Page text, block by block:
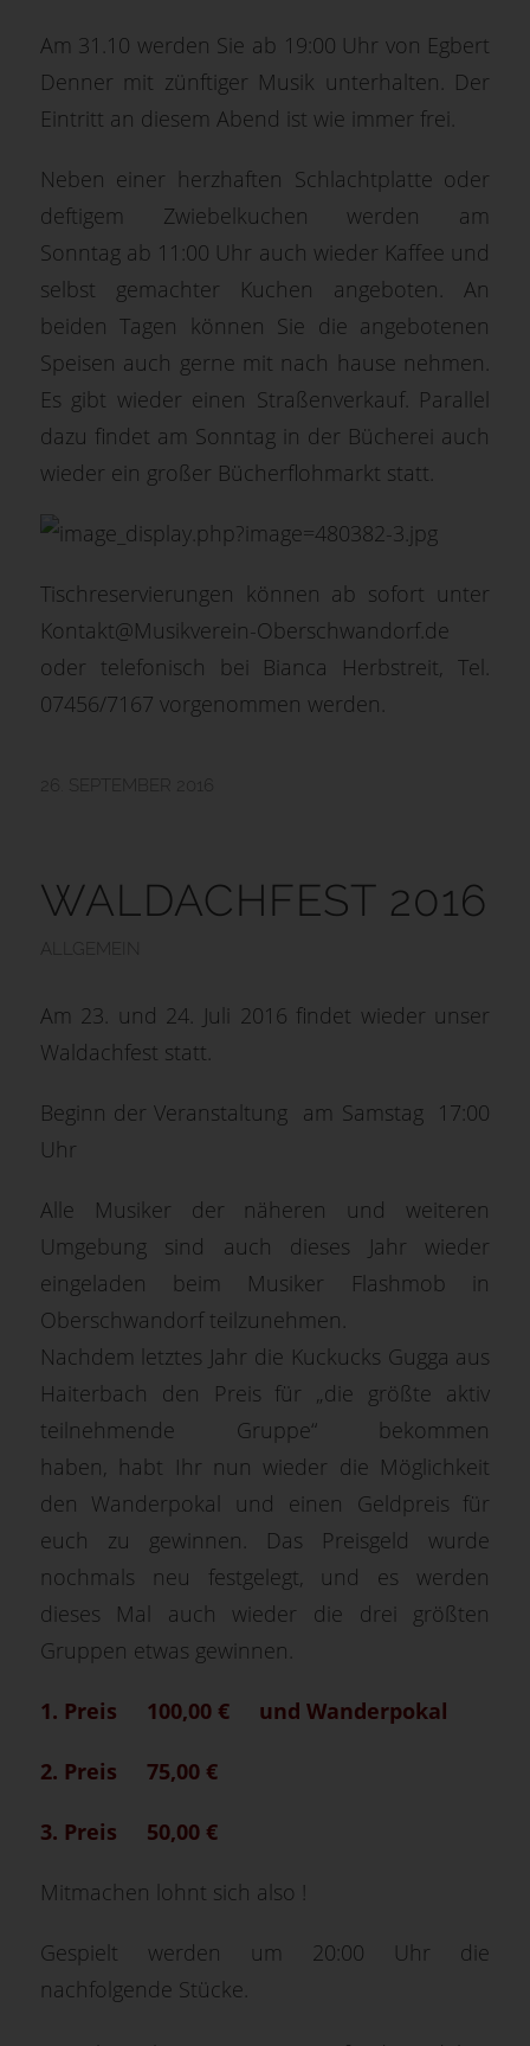
Am 31.10 werden Sie ab 19:00 Uhr von Egbert
Denner mit zünftiger Musik unterhalten. Der
Eintritt an diesem Abend ist wie immer frei.
Neben einer herzhaften Schlachtplatte oder
deftigem Zwiebelkuchen werden am
Sonntag ab 11:00 Uhr auch wieder Kaffee und
selbst gemachter Kuchen angeboten. An
beiden Tagen können Sie die angebotenen
Speisen auch gerne mit nach hause nehmen.
Es gibt wieder einen Straßenverkauf. Parallel
dazu findet am Sonntag in der Bücherei auch
wieder ein großer Bücherflohmarkt statt.
Tischreservierungen können ab sofort unter
Kontakt@Musikverein-Oberschwandorf.de
oder telefonisch bei Bianca Herbstreit, Tel.
07456/7167 vorgenommen werden.
26. SEPTEMBER 2016
WALDACHFEST 2016
Am 23. und 24. Juli 2016 findet wieder unser
Waldachfest statt.
Beginn der Veranstaltung am Samstag 17:00
Uhr
Alle Musiker der näheren und weiteren
Umgebung sind auch dieses Jahr wieder
eingeladen beim Musiker Flashmob in
Oberschwandorf teilzunehmen.
Nachdem letztes Jahr die Kuckucks Gugga aus
Haiterbach den Preis für „die größte aktiv
teilnehmende Gruppe“ bekommen
haben, habt Ihr nun wieder die Möglichkeit
den Wanderpokal und einen Geldpreis für
euch zu gewinnen. Das Preisgeld wurde
nochmals neu festgelegt, und es werden
dieses Mal auch wieder die drei größten
Gruppen etwas gewinnen.
1. Preis 100,00 € und Wanderpokal
2. Preis 75,00 €
3. Preis 50,00 €
Mitmachen lohnt sich also !
Gespielt werden um 20:00 Uhr die
nachfolgende Stücke.